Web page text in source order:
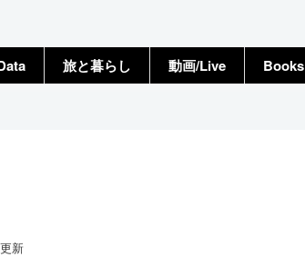
旅と暮らし 動画/Live Books
更新